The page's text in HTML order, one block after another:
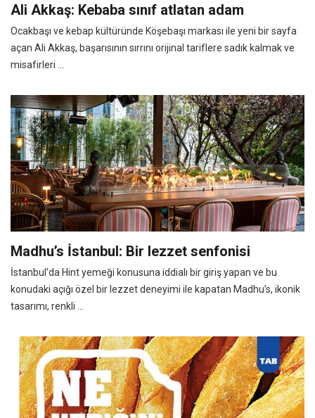
Ali Akkaş: Kebaba sınıf atlatan adam
Ocakbaşı ve kebap kültüründe Köşebaşı markası ile yeni bir sayfa
açan Ali Akkaş, başarısının sırrını orijinal tariflere sadık kalmak ve
misafirleri ...
Madhu’s İstanbul: Bir lezzet senfonisi
İstanbul’da Hint yemeği konusuna iddialı bir giriş yapan ve bu
konudaki açığı özel bir lezzet deneyimi ile kapatan Madhu’s, ikonik
tasarımı, renkli ...